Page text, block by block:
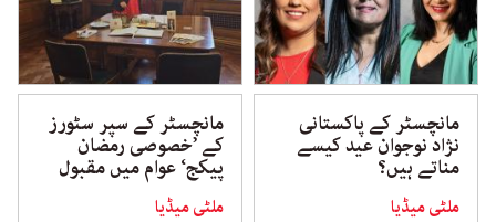
مانچسٹر کے پاکستانی
نژاد نوجوان عید کیسے
مناتے ہیں؟
ملٹی میڈیا
مانچسٹر کے سپر سٹورز
کے ’خصوصی رمضان
پیکج‘ عوام میں مقبول
ملٹی میڈیا